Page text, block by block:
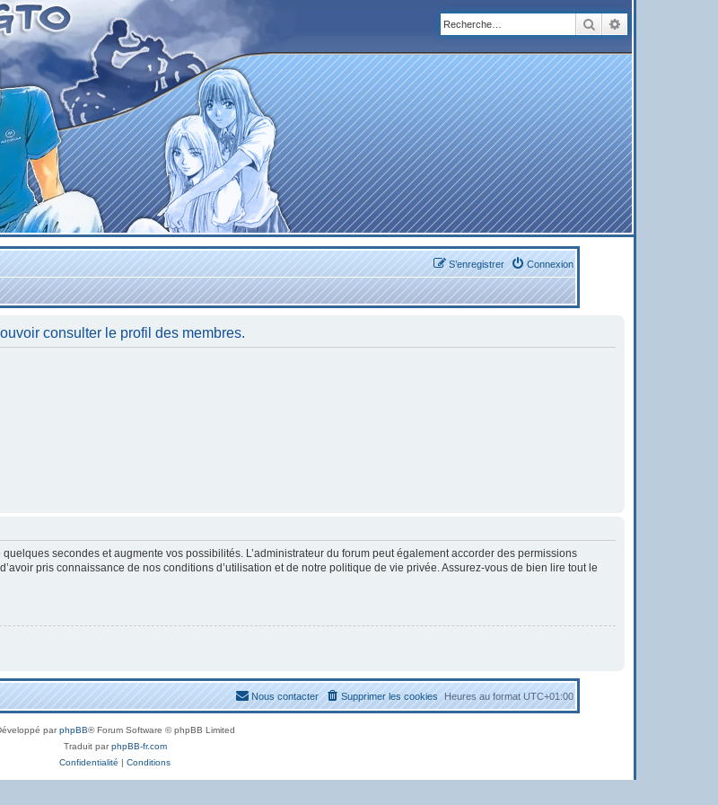
Rechercher
Connexion
S’enregistrer
consulter le profil des membres.
secondes et augmente vos possibilités. L’administrateur du forum peut également accorder des permissions
pris connaissance de nos conditions d’utilisation et de notre politique de vie privée. Assurez-vous de bien lire tout le
Heures au formatUTC+01:00
Supprimer les cookies
Nous contacter
parphpBB® Forum Software © phpBB Limited
Traduit parphpBB-fr.com
Confidentialité | Conditions